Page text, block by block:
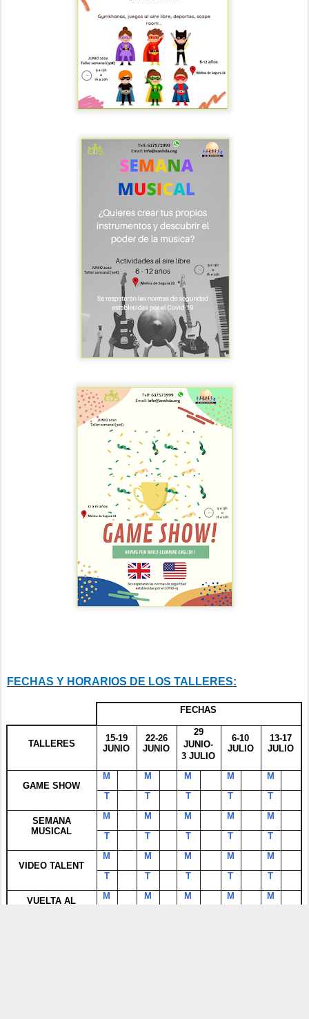
FECHAS Y HORARIOS DE LOS TALLERES:
FECHAS
TALLERES
15-19
JUNIO
22-26
JUNIO
29
JUNIO-
3 JULIO
6-10
JULIO
13-17
JULIO
GAME SHOW
M M M M
M
T
T T T T
SEMANA
MUSICAL
M M M M
M
T
T T T T
VIDEO TALENT
M M M M
M
T
T T T T
VUELTA AL
M M M M
M